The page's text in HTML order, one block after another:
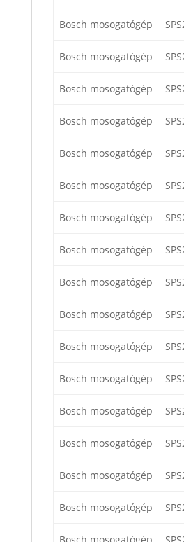
Bosch mosogatógép
Bosch mosogatógép
Bosch mosogatógép
Bosch mosogatógép
Bosch mosogatógép
Bosch mosogatógép
Bosch mosogatógép
Bosch mosogatógép
Bosch mosogatógép
Bosch mosogatógép
Bosch mosogatógép
Bosch mosogatógép
Bosch mosogatógép
Bosch mosogatógép
Bosch mosogatógép
Bosch mosogatógép